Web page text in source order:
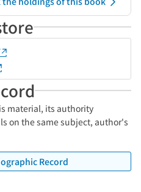
material, its authority
on the same subject, author's
Record